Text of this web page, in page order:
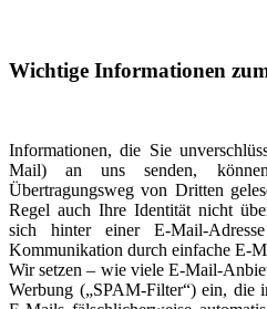
Wichtige Informationen
Informationen, die Sie
Mail) an uns senden,
Übertragungsweg von Dritten
Regel auch Ihre Identität nicht
sich hinter einer E-Mail-
Kommunikation durch einfache E-
Wir setzen – wie viele E-Mail-
Werbung („SPAM-Filter“) ein, die